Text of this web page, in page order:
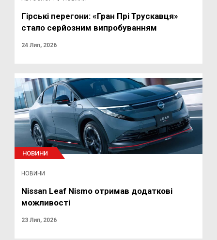
Гірські перегони: «Гран Прі Трускавця»
стало серйозним випробуванням
24 Лип, 2026
НОВИНИ
НОВИНИ
Nissan Leaf Nismo отримав додаткові
можливості
23 Лип, 2026